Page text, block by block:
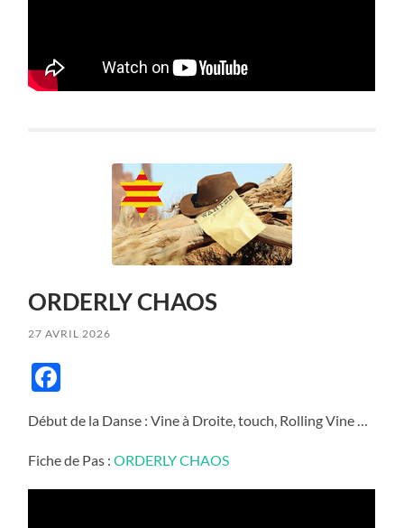
ORDERLY CHAOS
27 AVRIL 2026
Début de la Danse : Vine à Droite, touch, Rolling Vine …
Fiche de Pas :ORDERLY CHAOS